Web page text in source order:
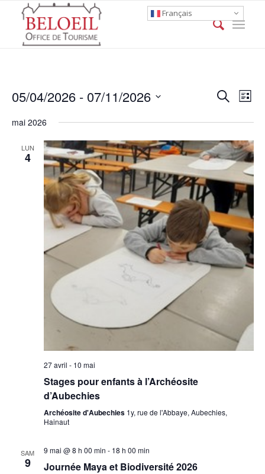
Events
Views
Search
List
05/04/2026 - 07/11/2026
date.
mai 2026
LUN
4
27 avril - 10 mai
Stages pour enfants à l’Archéosite
d’Aubechies
Archéosite d'Aubechies 1y, rue de l'Abbaye, Aubechies,
Hainaut
SAM
9
9 mai @ 8 h 00 min - 18 h 00 min
Journée Maya et Biodiversité 2026
Français